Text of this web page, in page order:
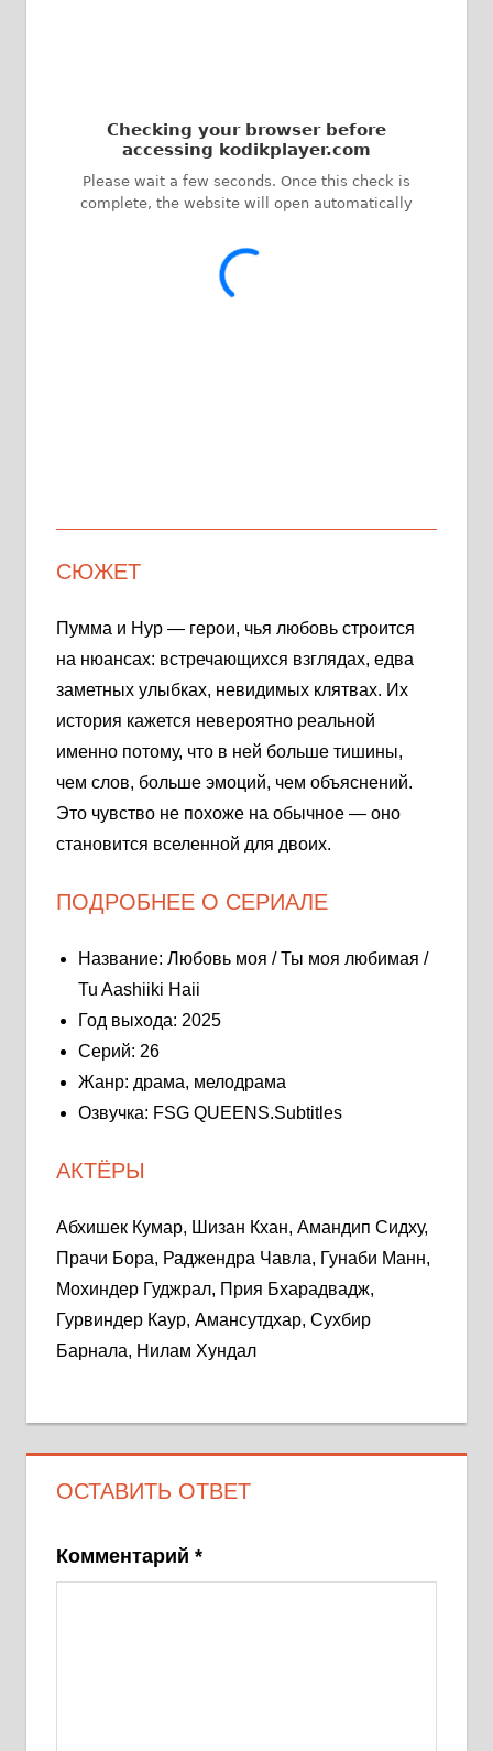
СЮЖЕТ
Пумма и Нур — герои, чья любовь строится
на нюансах: встречающихся взглядах, едва
заметных улыбках, невидимых клятвах. Их
история кажется невероятно реальной
именно потому, что в ней больше тишины,
чем слов, больше эмоций, чем объяснений.
Это чувство не похоже на обычное — оно
становится вселенной для двоих.
ПОДРОБНЕЕ О СЕРИАЛЕ
Название: Любовь моя / Ты моя любимая /
Tu Aashiiki Haii
Год выхода: 2025
Серий: 26
Жанр: драма, мелодрама
Озвучка: FSG QUEENS.Subtitles
АКТЁРЫ
Абхишек Кумар, Шизан Кхан, Амандип Сидху,
Прачи Бора, Раджендра Чавла, Гунаби Манн,
Мохиндер Гуджрал, Прия Бхарадвадж,
Гурвиндер Каур, Амансутдхар, Сухбир
Барнала, Нилам Хундал
ОСТАВИТЬ ОТВЕТ
Комментарий *